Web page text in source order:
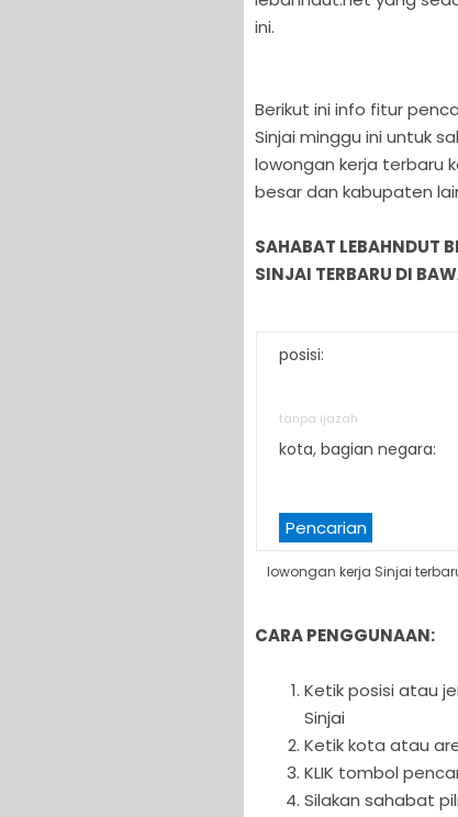
ini.
Berikut ini info fitur
Sinjai minggu ini untuk
lowongan kerja terbaru
besar dan kabupaten
SAHABAT LEBAHNDUT
SINJAI TERBARU DI
posisi:
tanpa ijazah
kota, bagian negara:
Pencarian
lowongan kerja Sinjai
CARA PENGGUNAAN:
Ketik posisi atau
Sinjai
Ketik kota atau
KLIK tombol
Silakan sahabat